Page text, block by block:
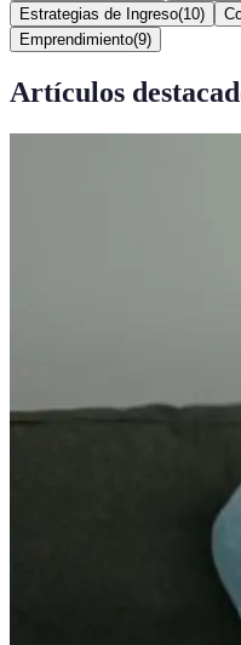
Estrategias de Ingreso(10)
Emprendimiento(9)
Artículos